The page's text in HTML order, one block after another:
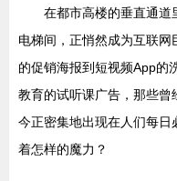
在都市高楼的垂直通
电梯间，正悄然成为互联
的促销海报到短视频App的
教育的试听课广告，那些曾
今正密集地出现在人们每
着怎样的魔力？